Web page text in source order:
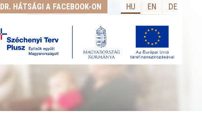
DR. HÁTSÁGI A FACEBOOK-ON HU EN DE